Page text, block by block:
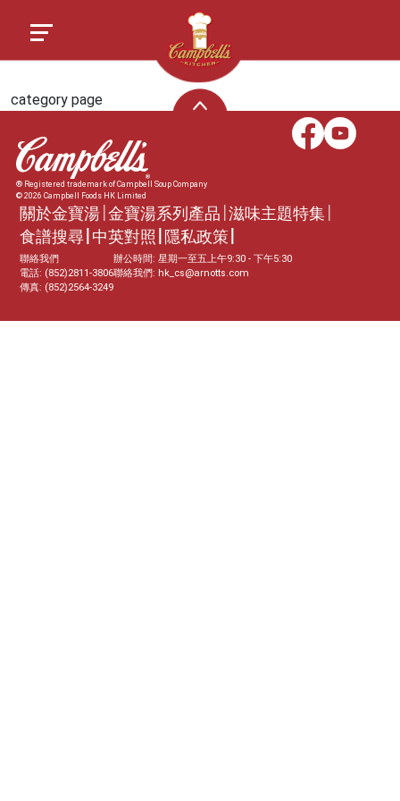
category page
® Registered trademark of Campbell Soup Company
© 2026 Campbell Foods HK Limited
聯絡我們
電話: (852)2811-3806
傳真: (852)2564-3249
辦公時間: 星期一至五上午9:30 - 下午5:30
聯絡我們: hk_cs@arnotts.com
關於金寶湯 金寶湯系列產品 滋味主題特集
食譜搜尋 中英對照 隱私政策